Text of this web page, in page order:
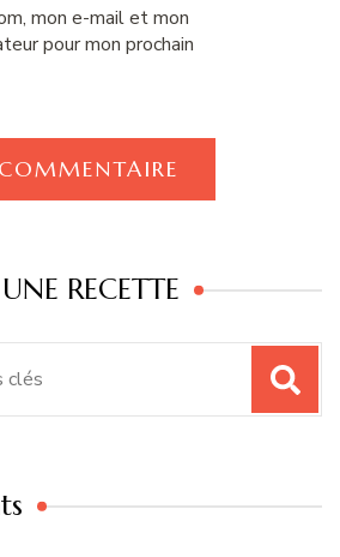
mon e-mail et mon
pour mon prochain
RECETTE